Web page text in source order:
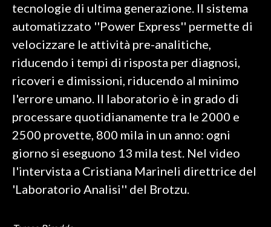
CULTURA
GOSSIP
SALUTE
SARDEGNA TURISMO
SARDI NEL MONDO
NOTIZIE
EVENTI
tecnologie di ultima generazione. Il sistema
automatizzato ''Power Express'' permette di
velocizzare le attività pre-analitiche,
riducendo i tempi di risposta per diagnosi,
ricoveri e dimissioni, riducendo al minimo
l'errore umano. Il laboratorio è in grado di
processare quotidianamente tra le 2000 e
2500 provette, 800 mila in un anno: ogni
giorno si eseguono 13 mila test. Nel video
l'intervista a Cristiana Marineli direttrice del
'Laboratorio Analisi'' del Brotzu.